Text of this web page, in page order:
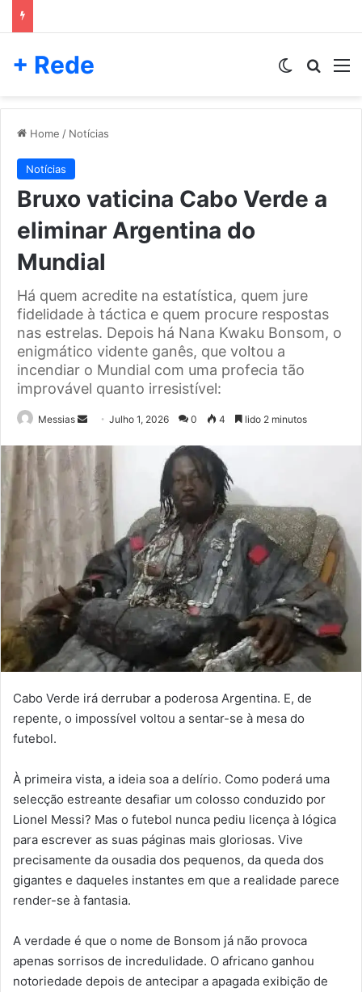
+ Rede Switch skin
Home / Notícias
Notícias
Bruxo vaticina Cabo Verde a
eliminar Argentina do
Mundial
Há quem acredite na estatística, quem jure
fidelidade à táctica e quem procure respostas
nas estrelas. Depois há Nana Kwaku Bonsom, o
enigmático vidente ganês, que voltou a
incendiar o Mundial com uma profecia tão
improvável quanto irresistível:
Messias
SendJulho 1, 2026 0 4 lido 2 minutos
Cabo Verde irá derrubar a poderosa Argentina. E, de
repente, o impossível voltou a sentar-se à mesa do
futebol.
À primeira vista, a ideia soa a delírio. Como poderá uma
selecção estreante desafiar um colosso conduzido por
Lionel Messi? Mas o futebol nunca pediu licença à lógica
para escrever as suas páginas mais gloriosas. Vive
precisamente da ousadia dos pequenos, da queda dos
gigantes e daqueles instantes em que a realidade parece
render-se à fantasia.
A verdade é que o nome de Bonsom já não provoca
apenas sorrisos de incredulidade. O africano ganhou
notoriedade depois de antecipar a apagada exibição de